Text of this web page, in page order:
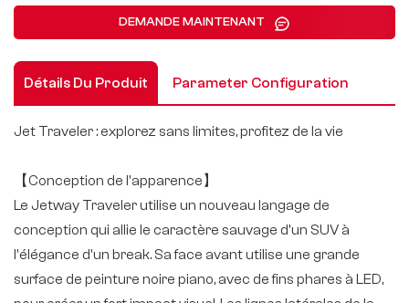
DEMANDE MAINTENANT
Détails Du Produit Parameter Configuration
Jet Traveler : explorez sans limites, profitez de la vie
【Conception de l'apparence】
Le Jetway Traveler utilise un nouveau langage de
conception qui allie le caractère sauvage d'un SUV à
l'élégance d'un break. Sa face avant utilise une grande
surface de peinture noire piano, avec de fins phares à LED,